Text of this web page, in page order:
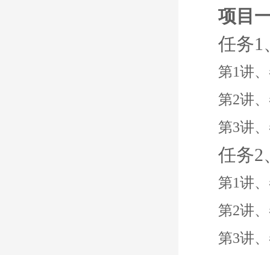
项目
任务1
第1讲
第2讲
第3讲
任务2
第1讲
第2讲
第3讲